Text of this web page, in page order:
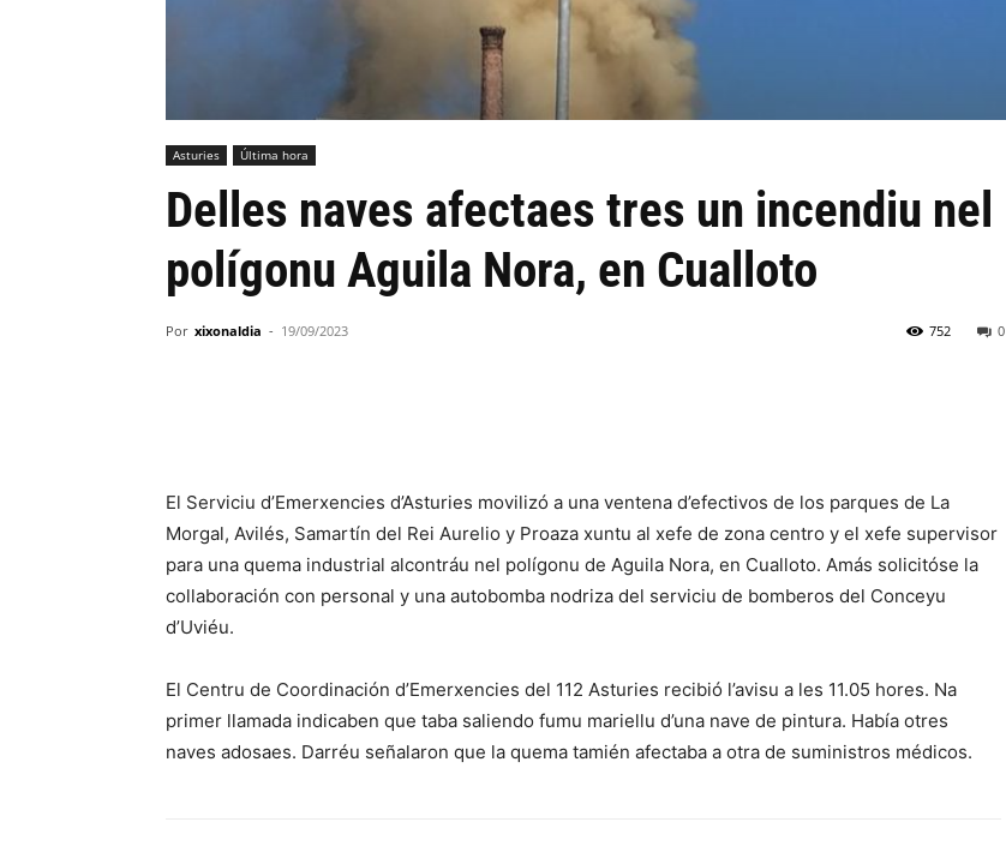
Asturies Última hora
Delles naves afectaes tres un incendiu nel
polígonu Aguila Nora, en Cualloto
Por xixonaldia - 19/09/2023 0
752
El Serviciu d’Emerxencies d’Asturies movilizó a una ventena d’efectivos de los parques de La
Morgal, Avilés, Samartín del Rei Aurelio y Proaza xuntu al xefe de zona centro y el xefe supervisor
para una quema industrial alcontráu nel polígonu de Aguila Nora, en Cualloto. Amás solicitóse la
collaboración con personal y una autobomba nodriza del serviciu de bomberos del Conceyu
d’Uviéu.
El Centru de Coordinación d’Emerxencies del 112 Asturies recibió l’avisu a les 11.05 hores. Na
primer llamada indicaben que taba saliendo fumu mariellu d’una nave de pintura. Había otres
naves adosaes. Darréu señalaron que la quema tamién afectaba a otra de suministros médicos.